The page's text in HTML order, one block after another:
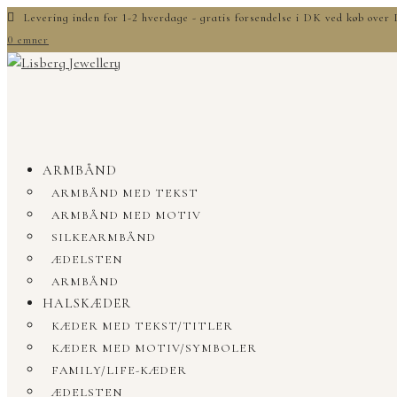
Levering inden for 1-2 hverdage - gratis forsendelse i DK ved køb
0 emner
ARMBÅND
ARMBÅND MED TEKST
ARMBÅND MED MOTIV
SILKEARMBÅND
ÆDELSTEN
ARMBÅND
HALSKÆDER
KÆDER MED TEKST/TITLER
KÆDER MED MOTIV/SYMBOLER
FAMILY/LIFE-KÆDER
ÆDELSTEN